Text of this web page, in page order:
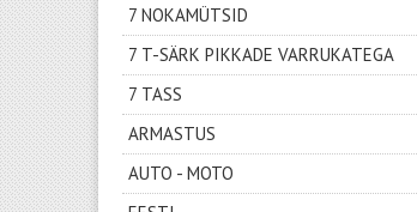
7 NOKAMÜTSID
7 T-SÄRK PIKKADE VARRUKATEGA
7 TASS
ARMASTUS
AUTO - MOTO